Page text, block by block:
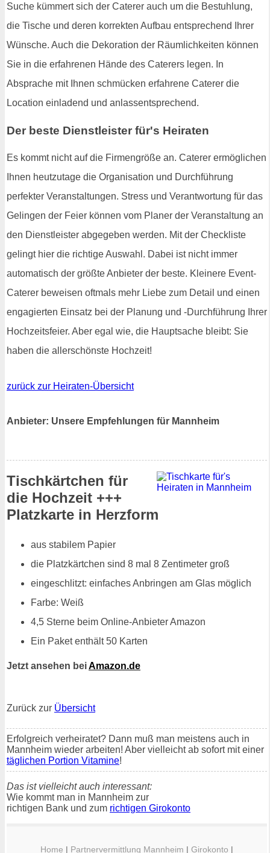
Suche kümmert sich der Caterer auch um die Bestuhlung,
die Tische und deren korrekten Aufbau entsprechend Ihrer
Wünsche. Auch die Dekoration der Räumlichkeiten können
Sie in die erfahrenen Hände des Caterers legen. In
Absprache mit Ihnen schmücken erfahrene Caterer die
Location einladend und anlassentsprechend.
Der beste Dienstleister für's Heiraten
Es kommt nicht auf die Firmengröße an. Caterer ermöglichen
Ihnen heutzutage die Organisation und Durchführung
perfekter Veranstaltungen. Stress und Verantwortung für das
Gelingen der Feier können vom Planer der Veranstaltung an
den Dienstleister abgegeben werden. Mit der Checkliste
gelingt hier die richtige Auswahl. Dabei ist nicht immer
automatisch der größte Anbieter der beste. Kleinere Event-
Caterer beweisen oftmals mehr Liebe zum Detail und einen
engagierten Einsatz bei der Planung und -Durchführung Ihrer
Hochzeitsfeier. Aber egal wie, die Hauptsache bleibt: Sie
haben die allerschönste Hochzeit!
zurück zur Heiraten-Übersicht
Anbieter: Unsere Empfehlungen für Mannheim
Tischkärtchen für
die Hochzeit +++
Platzkarte in Herzform
aus stabilem Papier
die Platzkärtchen sind 8 mal 8 Zentimeter groß
eingeschlitzt: einfaches Anbringen am Glas möglich
Farbe: Weiß
4,5 Sterne beim Online-Anbieter Amazon
Ein Paket enthält 50 Karten
Jetzt ansehen beiAmazon.de
Zurück zur Übersicht
Erfolgreich verheiratet? Dann muß man meistens auch in
Mannheim wieder arbeiten! Aber vielleicht ab sofort mit einer
täglichen Portion Vitamine!
Das ist vielleicht auch interessant:
Wie kommt man in Mannheim zur
richtigen Bank und zum richtigen Girokonto
Home | Partnervermittlung Mannheim | Girokonto |